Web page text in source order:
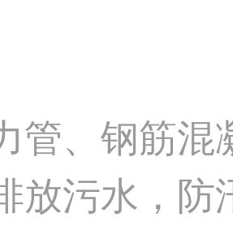
管、钢筋混
放污水，防